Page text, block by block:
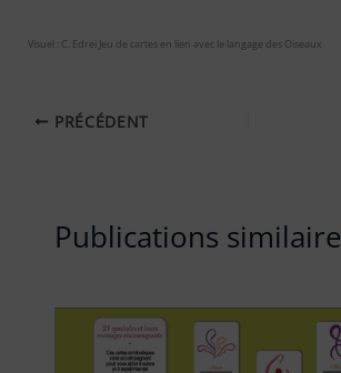
Visuel : C. Edrei Jeu de cartes en lien avec le langage des Oiseaux
PRÉCÉDENT
Publications